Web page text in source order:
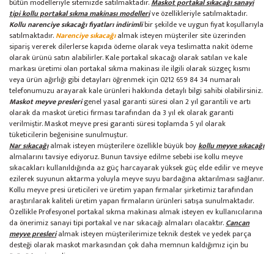
bütün modelleriyle sitemizde satılmaktadır.Maskot portakal sıkacağı sanayi
tipi kollu portakal sıkma makinası modellerive özellikleriyle satılmaktadır.
Kollu narenciye sıkacağı fiyatları indirimlibir şekilde ve uygun fiyat koşullarıyla
satılmaktadır. Narenciye sıkacağıalmak isteyen müşteriler site üzerinden
sipariş vererek dilerlerse kapıda ödeme olarak veya teslimatta nakit ödeme
olarak ürünü satın alabilirler. Kale portakal sıkacağı olarak satılan ve kale
markası üretimi olan portakal sıkma makinası ile ilgili olarak süzgeç kısmı
veya ürün ağırlığı gibi detayları öğrenmek için 0212 659 84 34 numaralı
telefonumuzu arayarak kale ürünleri hakkında detaylı bilgi sahibi olabilirsiniz.
Maskot meyve preslerigenel yasal garanti süresi olan 2 yıl garantili ve artı
olarak da maskot üretici firması tarafından da 3 yıl ek olarak garanti
verilmiştir. Maskot meyve presi garanti süresi toplamda 5 yıl olarak
tüketicilerin beğenisine sunulmuştur.
Nar sıkacağıalmak isteyen müşterilere özellikle büyük boykollu meyve sıkacağı
almalarını tavsiye ediyoruz. Bunun tavsiye edilme sebebi ise kollu meyve
sıkacakları kullanıldığında az güç harcayarak yüksek güç elde edilir ve meyve
ezilerek suyunun aktarma yoluyla meyve suyu bardağına aktarılması sağlanır.
Kollu meyve presi üreticileri ve üretim yapan firmalar şirketimiz tarafından
araştırılarak kaliteli üretim yapan firmaların ürünleri satışa sunulmaktadır.
Özellikle Profesyonel portakal sıkma makinası almak isteyen ev kullanıcılarına
da önerimiz sanayi tipi portakal ve nar sıkacağı almaları olacaktır.Cancan
meyve preslerialmak isteyen müşterilerimize teknik destek ve yedek parça
desteği olarak maskot markasından çok daha memnun kaldığımız için bu